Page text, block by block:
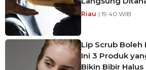
Riau | 19:40 WIB
Lip Scrub Boleh
Ini 3 Produk
Bikin Bibir Halus